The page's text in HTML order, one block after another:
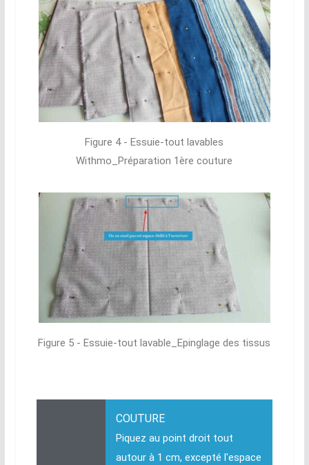
Figure 4 - Essuie-tout lavables
Withmo_Préparation 1ère couture
Figure 5 - Essuie-tout lavable_Epinglage des tissus
COUTURE
Piquez au point droit tout
autour à 1 cm, excepté l'espace